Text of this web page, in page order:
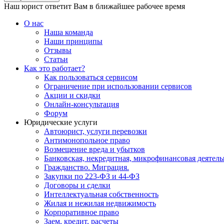
Наш юрист ответит Вам в ближайшее рабочее время
О нас
Наша команда
Наши принципы
Отзывы
Статьи
Как это работает?
Как пользоваться сервисом
Ограничение при использовании сервисов
Акции и скидки
Онлайн-консультация
Форум
Юридические услуги
Автоюрист, услуги перевозки
Антимонопольное право
Возмещение вреда и убытков
Банковская, некредитная, микрофинансовая
Гражданство. Миграция.
Закупки по 223-ФЗ и 44-ФЗ
Договоры и сделки
Интеллектуальная собственность
Жилая и нежилая недвижимость
Корпоративное право
Заем, кредит, расчеты